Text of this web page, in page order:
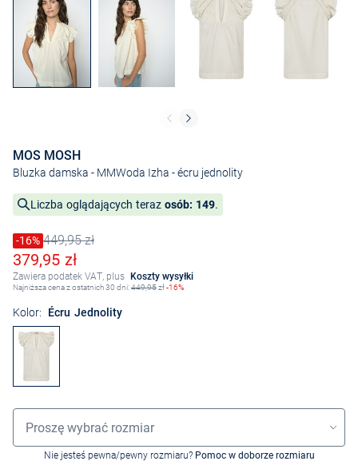
MOS MOSH
Bluzka damska - MMWoda Izha - écru jednolity
Liczba oglądających teraz osób: 149.
Cena obniżona o
-16%
Stara cena449,95 zł
Obniżona cena
379,95 zł
Zawiera podatek VAT, plus Koszty wysyłki
Najniższa cena z ostatnich 30 dni:449,95zł-16%
Kolor: Écru Jednolity
Wybór rozmiaru
Proszę wybrać rozmiar
Nie jesteś pewna/pewny rozmiaru? Pomoc w doborze rozmiaru